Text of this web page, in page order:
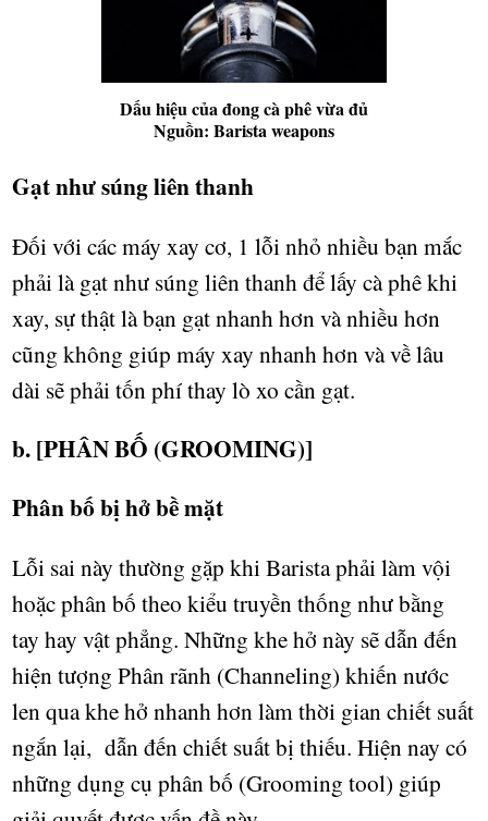
Dấu hiệu của đong cà phê vừa đủ
Nguồn: Barista weapons
Gạt nhưsúng liên thanh
Đối với các máy xay cơ, 1 lỗi nhỏ nhiều bạn mắc
phải là gạt như súng liên thanh đểlấy cà phê khi
xay, sựthật là bạn gạt nhanh hơn và nhiều hơn
cũng không giúp máy xay nhanh hơn và vềlâu
dài sẽphải tốn phí thay lò xo cần gạt.
b. [PHÂN BỐ (GROOMING)]
Phân bốbịhởbềmặt
Lỗi sai này thường gặp khi Barista phải làm vội
hoặc phân bố theo kiểu truyền thống nhưbằng
tay hay vật phẳng. Những khe hở này sẽdẫn đến
hiện tượng Phân rãnh (Channeling) khiến nước
len qua khe hở nhanh hơn làm thời gian chiết suất
ngắn lại, dẫn đến chiết suất bị thiếu. Hiện nay có
những dụng cụ phân bố (Grooming tool) giúp